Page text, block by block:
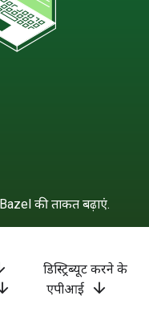
की ताकत बढ़ाएं.
डिस्ट्रिब्यूट करने के
एपीआई arrow_downward